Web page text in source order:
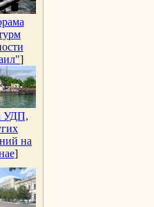
]
УДП,
на
]